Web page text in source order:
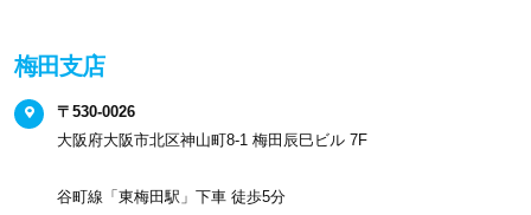
梅田支店
〒530-0026
大阪府大阪市北区神山町8-1 梅田辰巳ビル 7F
谷町線「東梅田駅」下車 徒歩5分